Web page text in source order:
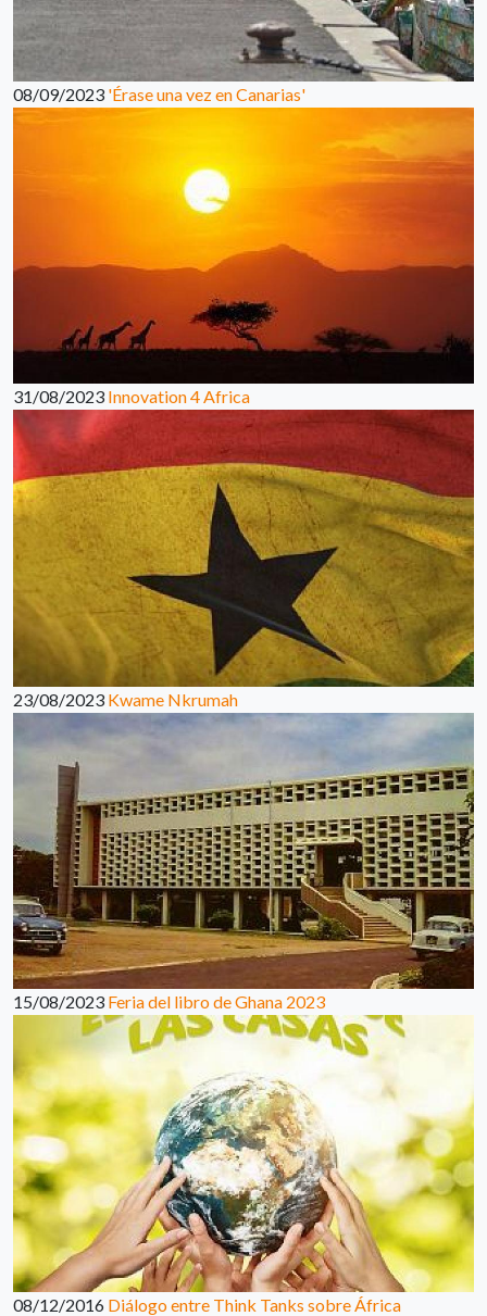
08/09/2023 'Érase una vez en Canarias'
31/08/2023 Innovation 4 Africa
23/08/2023 Kwame Nkrumah
15/08/2023 Feria del libro de Ghana 2023
08/12/2016 Diálogo entre Think Tanks sobre África